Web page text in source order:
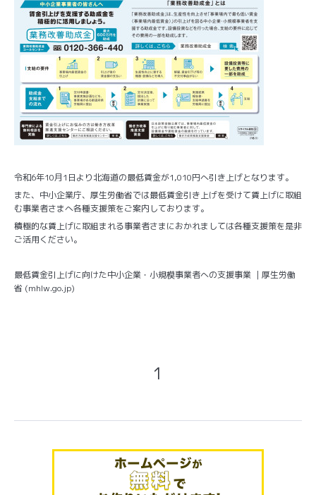
令和6年10月1日より北海道の最低賃金が1,010円へ引き上げとなります。
また、中小企業庁、厚生労働省では最低賃金引き上げを受けて賃上げに取組
む事業者さまへ各種支援策をご案内しております。
積極的な賃上げに取組まれる事業者さまにおかれましては各種支援策を是非
ご活用ください。
最低賃金引上げに向けた中小企業・小規模事業者への支援事業 ｜厚生労働
省 (mhlw.go.jp)
1